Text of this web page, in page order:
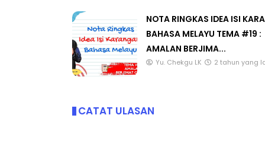
NOTA RINGKAS IDEA ISI
BAHASA MELAYU TEMA #19 :
AMALAN BERJIMA...
Yu. Chekgu LK 2 tahun yang
CATAT ULASAN